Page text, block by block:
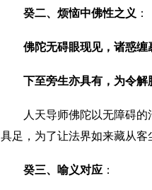
癸二、烦恼中佛性之义 ：
佛陀无碍眼现见，诸惑缠
下至旁生亦具有，为令解
人天导师佛陀以无障碍
具足，为了让法界如来藏从客
癸三、喻义对应 ：